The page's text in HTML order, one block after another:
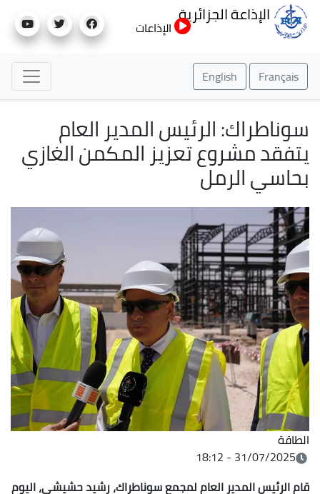
إلى
الإذاعة الجزائرية
الإذاعات
Français
English
سوناطراك: الرئيس المدير العام
يتفقد مشروع تعزيز المكمن الغازي
بحاسي الرمل
الطاقة
31/07/2025 - 18:12
قام الرئيس المدير العام لمجمع سوناطراك، رشيد حشيشي، اليوم